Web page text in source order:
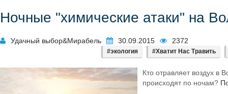
Ночные "химические атаки" на
Удачный выбор&Мирабель 30.09.2015 2372
#экология #Хватит Нас Травить
Кто отравляет воздух в
происходят по ночам?